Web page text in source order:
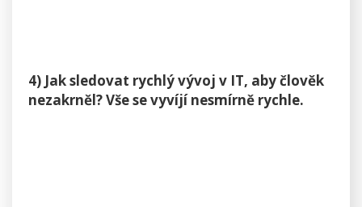
4) Jak sledovat rychlý vývoj v IT, aby člověk
nezakrněl? Vše se vyvíjí nesmírně rychle.